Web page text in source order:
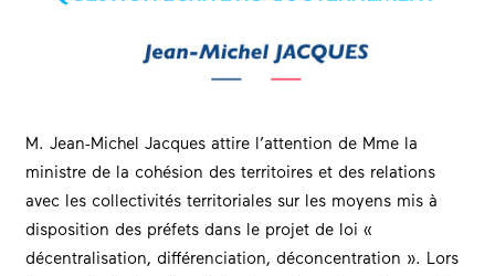
M. Jean-Michel Jacques attire l’attention de Mme la
ministre de la cohésion des territoires et des relations
avec les collectivités territoriales sur les moyens mis à
disposition des préfets dans le projet de loi «
décentralisation, différenciation, déconcentration ». Lors